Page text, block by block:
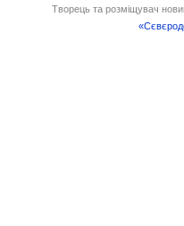
Творець та розміщувач